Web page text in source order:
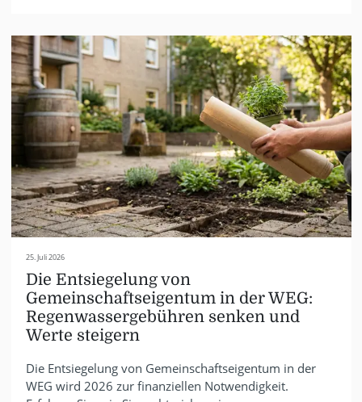
25. Juli 2026
Die Entsiegelung von
Gemeinschaftseigentum in der WEG:
Regenwassergebühren senken und
Werte steigern
Die Entsiegelung von Gemeinschaftseigentum in der
WEG wird 2026 zur finanziellen Notwendigkeit.